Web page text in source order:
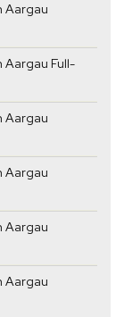
Aargau
Aargau Full-
Aargau
Aargau
Aargau
Aargau